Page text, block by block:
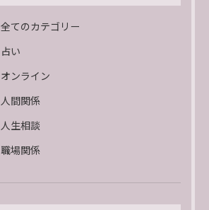
全てのカテゴリー
占い
オンライン
人間関係
人生相談
職場関係